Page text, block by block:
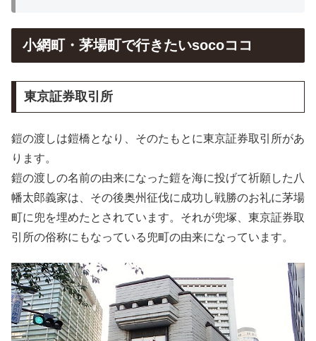
小網町・茅場町で行きたいsocoココ
東京証券取引所
鎧の渡しは鎧橋となり、そのたもとに東京証券取引所があ
ります。
鎧の渡しの名前の由来になった鎧を海に投げて祈願した八
幡太郎義家は、その後奥州征伐に成功し戦勝のお礼に茅場
町に兜を埋めたとされています。それが兜塚、東京証券取
引所の俗称にもなっている兜町の由来になっています。